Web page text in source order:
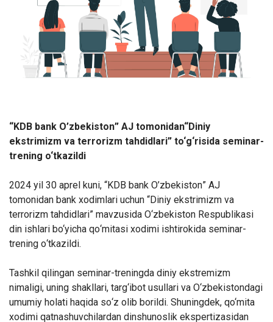
“KDB bank O’zbekiston” AJ tomonidan“Diniy
ekstrimizm va terrorizm tahdidlari” to‘g‘risida seminar-
trening o‘tkazildi
2024 yil 30 aprel kuni, “KDB bank O’zbekiston” AJ
tomonidan bank xodimlari uchun “Diniy ekstrimizm va
terrorizm tahdidlari” mavzusida O‘zbekiston Respublikasi
din ishlari bo‘yicha qo‘mitasi xodimi ishtirokida seminar-
trening o‘tkazildi.
Tashkil qilingan seminar-treningda diniy ekstremizm
nimaligi, uning shakllari, targ‘ibot usullari va O‘zbekistondagi
umumiy holati haqida so‘z olib borildi. Shuningdek, qo‘mita
xodimi qatnashuvchilardan dinshunoslik ekspertizasidan